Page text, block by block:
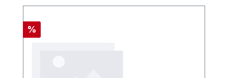
Rabatt
%